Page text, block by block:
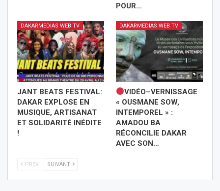
POUR…
DAKARMEDIAS WEB TV
JANT BEATS FESTIVAL:
DAKAR EXPLOSE EN
MUSIQUE, ARTISANAT
ET SOLIDARITÉ INÉDITE
!
DAKARMEDIAS WEB TV
VIDÉO–VERNISSAGE
« OUSMANE SOW,
INTEMPOREL » :
AMADOU BA
RÉCONCILIE DAKAR
AVEC SON…
PREV SUIVANT